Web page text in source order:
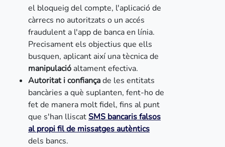
el bloqueig del compte, l'aplicació de
càrrecs no autoritzats o un accés
fraudulent a l'app de banca en línia.
Precisament els objectius que ells
busquen, aplicant així una tècnica de
manipulació altament efectiva.
Autoritat i confiançade les entitats
bancàries a què suplanten, fent-ho de
fet de manera molt fidel, fins al punt
que s'han lliscat SMS bancaris falsos
al propi fil de missatges autèntics
dels bancs.